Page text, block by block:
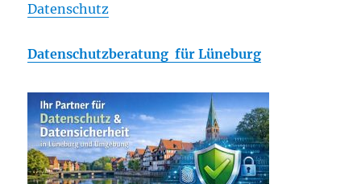
Datenschutz
Datenschutzberatung für Lüneburg